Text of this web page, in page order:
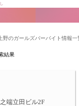
野のガールズバーバイト情報一
結果
端立田ビル2F